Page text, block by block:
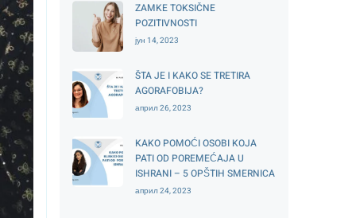
ZAMKE TOKSIČNE
POZITIVNOSTI
јун 14, 2023
ŠTA JE I KAKO SE TRETIRA
AGORAFOBIJA?
април 26, 2023
KAKO POMOĆI OSOBI KOJA
PATI OD POREMEĆAJA U
ISHRANI – 5 OPŠTIH SMERNICA
април 24, 2023